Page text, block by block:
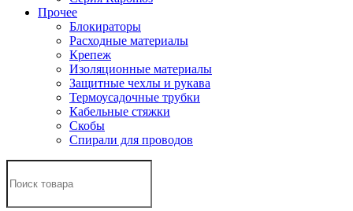
Прочее
Блокираторы
Расходные материалы
Крепеж
Изоляционные материалы
Защитные чехлы и рукава
Термоусадочные трубки
Кабельные стяжки
Скобы
Спирали для проводов